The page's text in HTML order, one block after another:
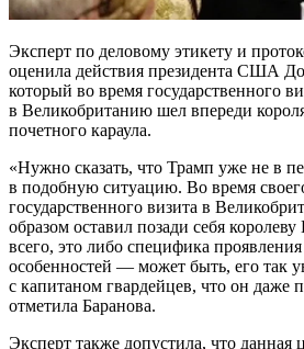
Эксперт по деловому этикету и
оценила действия президента США
который во время государственного
в Великобританию шел впереди
почетного караула.
«Нужно сказать, что Трамп уже не в
в подобную ситуацию. Во время
государственного визита в
образом оставил позади себя
всего, это либо специфика
особенностей — может быть, его так
с капитаном гвардейцев, что он даже
отметила Баранова.
Эксперт также допустила, что данная